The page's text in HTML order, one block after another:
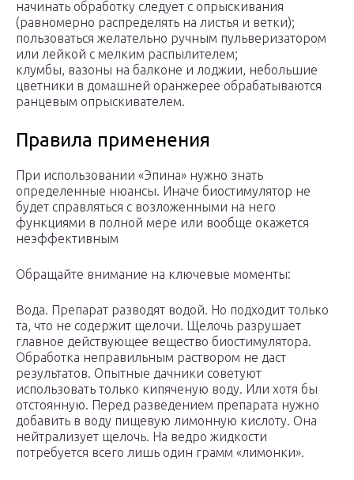
начинать обработку следует с опрыскивания
(равномерно распределять на листья и ветки);
пользоваться желательно ручным пульверизатором
или лейкой с мелким распылителем;
клумбы, вазоны на балконе и лоджии, небольшие
цветники в домашней оранжерее обрабатываются
ранцевым опрыскивателем.
Правила применения
При использовании «Эпина» нужно знать
определенные нюансы. Иначе биостимулятор не
будет справляться с возложенными на него
функциями в полной мере или вообще окажется
неэффективным
Обращайте внимание на ключевые моменты:
Вода. Препарат разводят водой. Но подходит только
та, что не содержит щелочи. Щелочь разрушает
главное действующее вещество биостимулятора.
Обработка неправильным раствором не даст
результатов. Опытные дачники советуют
использовать только кипяченую воду. Или хотя бы
отстоянную. Перед разведением препарата нужно
добавить в воду пищевую лимонную кислоту. Она
нейтрализует щелочь. На ведро жидкости
потребуется всего лишь один грамм «лимонки».